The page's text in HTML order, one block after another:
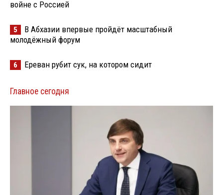
войне с Россией
5
В Абхазии впервые пройдёт масштабный
молодёжный форум
6 Ереван рубит сук, на котором сидит
Главное сегодня